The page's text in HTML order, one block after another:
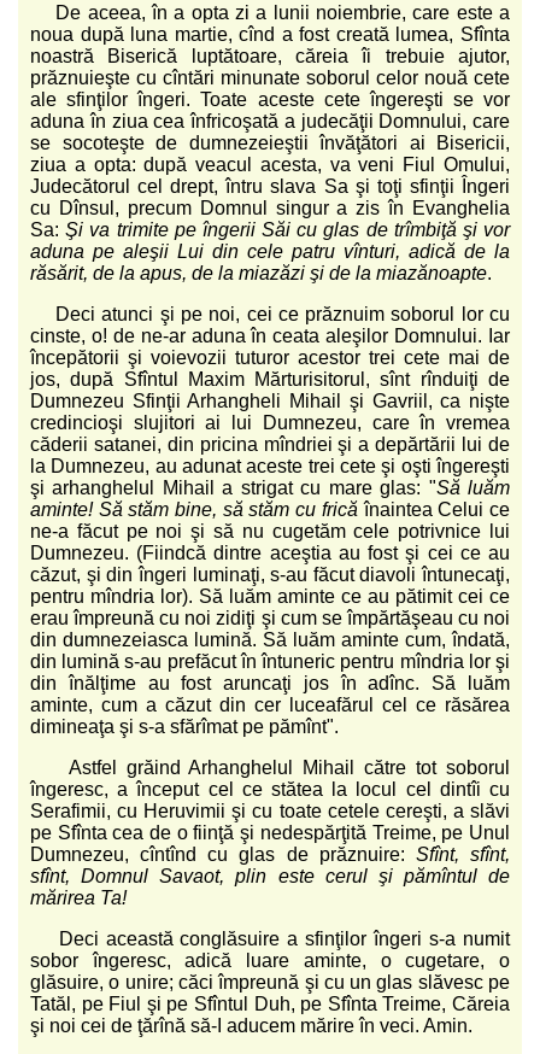
De aceea, în a opta zi a lunii noiembrie, care este a
noua după luna martie, cînd a fost creată lumea, Sfînta
noastră Biserică luptătoare, căreia îi trebuie ajutor,
prăznuieşte cu cîntări minunate soborul celor nouă cete
ale sfinţilor îngeri. Toate aceste cete îngereşti se vor
aduna în ziua cea înfricoşată a judecăţii Domnului, care
se socoteşte de dumnezeieştii învăţători ai Bisericii,
ziua a opta: după veacul acesta, va veni Fiul Omului,
Judecătorul cel drept, întru slava Sa şi toţi sfinţii Îngeri
cu Dînsul, precum Domnul singur a zis în Evanghelia
Sa:Şi va trimite pe îngerii Săi cu glas de trîmbiţă şi vor
aduna pe aleşii Lui din cele patru vînturi, adică de la
răsărit, de la apus, de la miazăzi şi de la miazănoapte.
Deci atunci şi pe noi, cei ce prăznuim soborul lor cu
cinste, o! de ne-ar aduna în ceata aleşilor Domnului. Iar
începătorii şi voievozii tuturor acestor trei cete mai de
jos, după Sfîntul Maxim Mărturisitorul, sînt rînduiţi de
Dumnezeu Sfinţii Arhangheli Mihail şi Gavriil, ca nişte
credincioşi slujitori ai lui Dumnezeu, care în vremea
căderii satanei, din pricina mîndriei şi a depărtării lui de
la Dumnezeu, au adunat aceste trei cete şi oşti îngereşti
şi arhanghelul Mihail a strigat cu mare glas: "Să luăm
aminte! Să stăm bine, să stăm cu frică înaintea Celui ce
ne-a făcut pe noi şi să nu cugetăm cele potrivnice lui
Dumnezeu. (Fiindcă dintre aceştia au fost şi cei ce au
căzut, şi din îngeri luminaţi, s-au făcut diavoli întunecaţi,
pentru mîndria lor). Să luăm aminte ce au pătimit cei ce
erau împreună cu noi zidiţi şi cum se împărtăşeau cu noi
din dumnezeiasca lumină. Să luăm aminte cum, îndată,
din lumină s-au prefăcut în întuneric pentru mîndria lor şi
din înălţime au fost aruncaţi jos în adînc. Să luăm
aminte, cum a căzut din cer luceafărul cel ce răsărea
dimineaţa şi s-a sfărîmat pe pămînt".
Astfel grăind Arhanghelul Mihail către tot soborul
îngeresc, a început cel ce stătea la locul cel dintîi cu
Serafimii, cu Heruvimii şi cu toate cetele cereşti, a slăvi
pe Sfînta cea de o fiinţă şi nedespărţită Treime, pe Unul
Dumnezeu, cîntînd cu glas de prăznuire: Sfînt, sfînt,
sfînt, Domnul Savaot, plin este cerul şi pămîntul de
mărirea Ta!
Deci această conglăsuire a sfinţilor îngeri s-a numit
sobor îngeresc, adică luare aminte, o cugetare, o
glăsuire, o unire; căci împreună şi cu un glas slăvesc pe
Tatăl, pe Fiul şi pe Sfîntul Duh, pe Sfînta Treime, Căreia
şi noi cei de ţărînă să-I aducem mărire în veci. Amin.